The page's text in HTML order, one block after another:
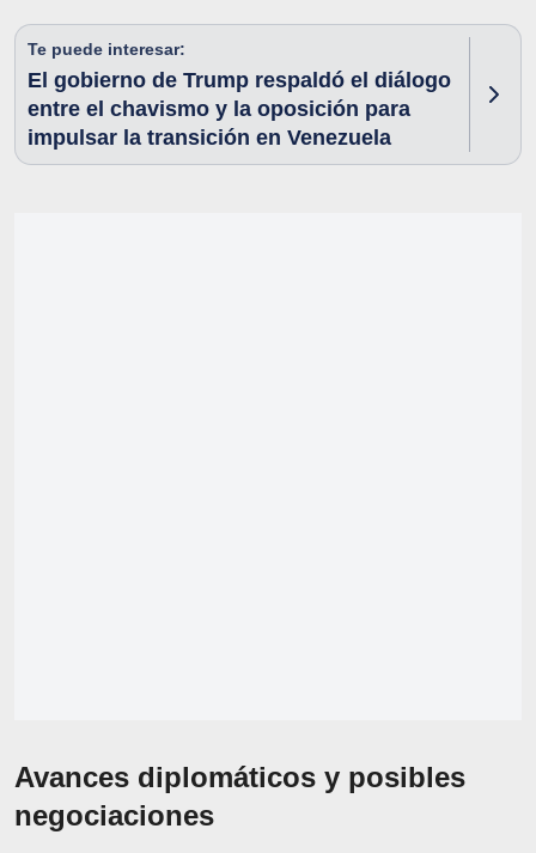
Te puede interesar:
El gobierno de Trump respaldó el diálogo
entre el chavismo y la oposición para
impulsar la transición en Venezuela
Avances diplomáticos y posibles
negociaciones